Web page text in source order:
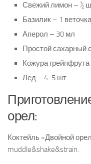
Свежий лимон – ½
Базилик – 1 веточка
Аперол – 30 мл
Простой сахарный
Кожура грейпфрута
Лед – 4-5 шт.
орел:
Коктейль «Двойной
muddle&shake&strain.